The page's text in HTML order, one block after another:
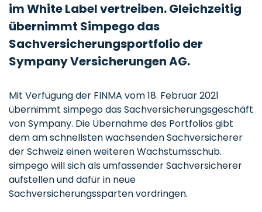
im White Label vertreiben. Gleichzeitig
übernimmt Simpego das
Sachversicherungsportfolio der
Sympany Versicherungen AG.
Mit Verfügung der FINMA vom 18. Februar 2021
übernimmt simpego das Sachversicherungsgeschäft
von Sympany. Die Übernahme des Portfolios gibt
dem am schnellsten wachsenden Sachversicherer
der Schweiz einen weiteren Wachstumsschub.
simpego will sich als umfassender Sachversicherer
aufstellen und dafür in neue
Sachversicherungssparten vordringen.